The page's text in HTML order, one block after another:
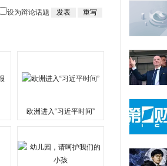
设为辩论话题
欧洲进入“习近平时间”